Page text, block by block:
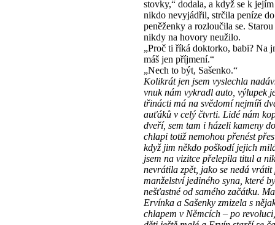
stovky,“ dodala, a když se k
nikdo nevyjádřil, strčila peníze do
peněženky a rozloučila se.
nikdy na hovory neužilo.
„Proč ti říká doktorko, babi? Na
máš jen příjmení.“
„Nech to být, Sašenko.“
Kolikrát jen jsem vyslechla
vnuk nám vykradl auto, výlupek
třinácti má na svědomí nejmíň
auťáků v celý čtvrti. Lidé nám
dveří, sem tam i házeli kameny
chlapi totiž nemohou přenést
když jim někdo poškodí jejich
jsem na vizitce přelepila titul a
nevrátila zpět, jako se nedá vrátit
manželství jediného syna, které
nešťastné od samého začátku.
Ervínka a Sašenky zmizela s
chlapem v Němcích – po